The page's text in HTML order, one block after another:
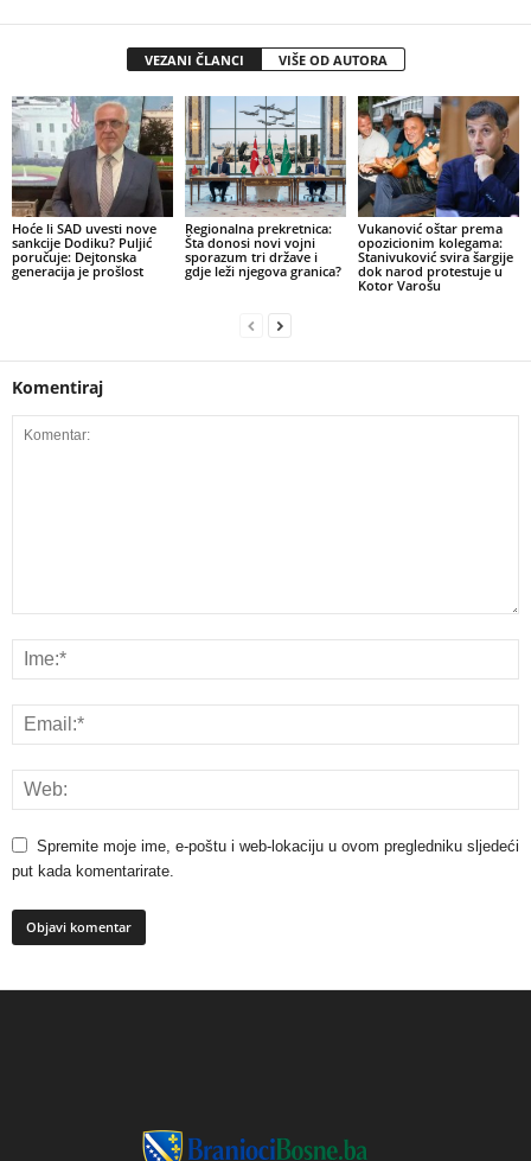
VEZANI ČLANCI VIŠE OD AUTORA
​Hoće li SAD uvesti nove
sankcije Dodiku? Puljić
poručuje: Dejtonska
generacija je prošlost
​Regionalna prekretnica:
Šta donosi novi vojni
sporazum tri države i
gdje leži njegova granica?
Vukanović oštar prema
opozicionim kolegama:
Stanivuković svira šargije
dok narod protestuje u
Kotor Varošu
Komentiraj
Spremite moje ime, e-poštu i web-lokaciju u ovom pregledniku sljedeći
put kada komentarirate.